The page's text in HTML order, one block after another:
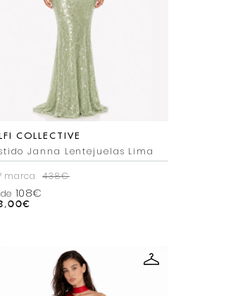
COLLECTIVE
Janna Lentejuelas Lima
marca
438€
108€
€